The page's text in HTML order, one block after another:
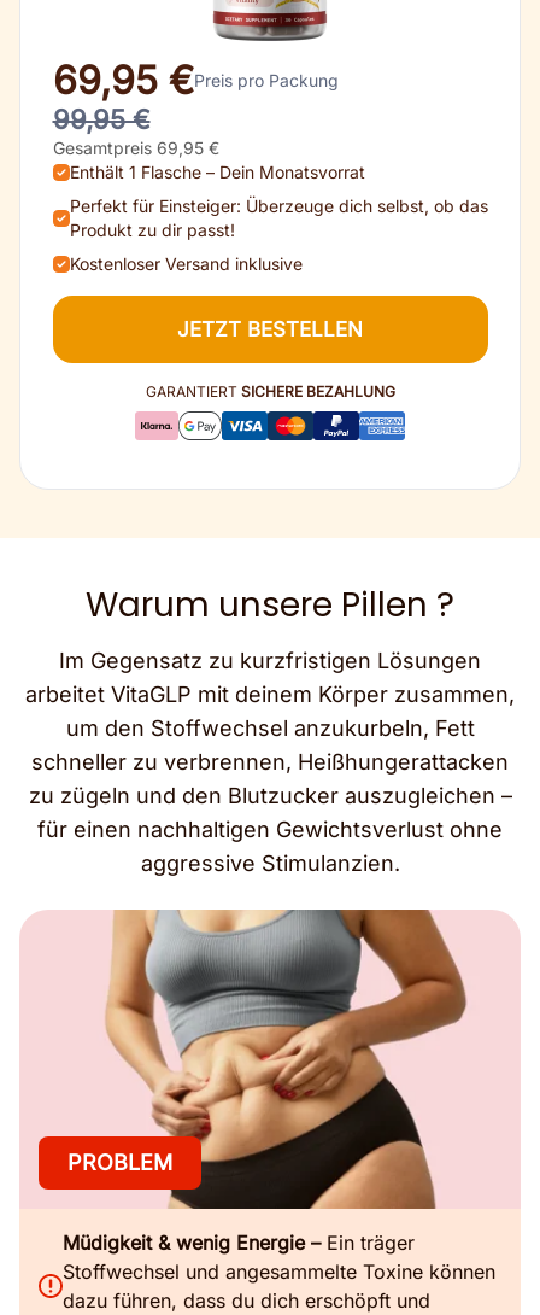
69,95 €Preis pro Packung
99,95 €
Gesamtpreis 69,95 €
Enthält 1 Flasche – Dein Monatsvorrat
Perfekt für Einsteiger: Überzeuge dich selbst, ob das
Produkt zu dir passt!
Kostenloser Versand inklusive
JETZT BESTELLEN
GARANTIERT SICHERE BEZAHLUNG
Warum unsere Pillen ?
Im Gegensatz zu kurzfristigen Lösungen
arbeitet VitaGLP mit deinem Körper zusammen,
um den Stoffwechsel anzukurbeln, Fett
schneller zu verbrennen, Heißhungerattacken
zu zügeln und den Blutzucker auszugleichen –
für einen nachhaltigen Gewichtsverlust ohne
aggressive Stimulanzien.
PROBLEM
Müdigkeit & wenig Energie –Ein träger
Stoffwechsel und angesammelte Toxine können
dazu führen, dass du dich erschöpft und